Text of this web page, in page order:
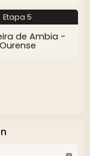
Etapa 5
de Ambia -
Ourense